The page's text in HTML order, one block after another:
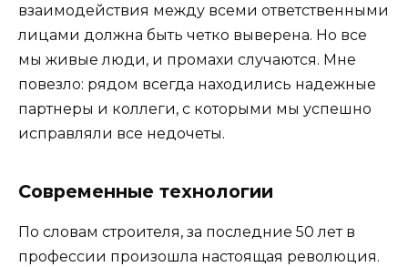
взаимодействия между всеми ответственными
лицами должна быть четко выверена. Но все
мы живые люди, и промахи случаются. Мне
повезло: рядом всегда находились надежные
партнеры и коллеги, с которыми мы успешно
исправляли все недочеты.
Современные технологии
По словам строителя, за последние 50 лет в
профессии произошла настоящая революция.